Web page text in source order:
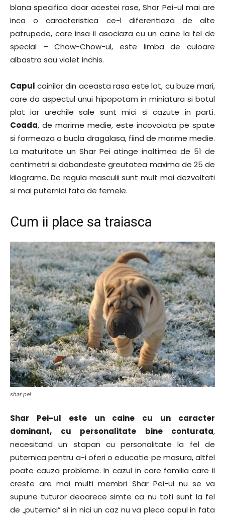
blana specifica doar acestei rase, Shar Pei-ul mai are
inca o caracteristica ce-l diferentiaza de alte
patrupede, care insa il asociaza cu un caine la fel de
special – Chow-Chow-ul, este limba de culoare
albastra sau violet inchis.
Capul cainilor din aceasta rasa este lat, cu buze mari,
care da aspectul unui hipopotam in miniatura si botul
plat iar urechile sale sunt mici si cazute in parti.
Coada, de marime medie, este incovoiata pe spate
si formeaza o bucla dragalasa, fiind de marime medie.
La maturitate un Shar Pei atinge inaltimea de 51 de
centimetri si dobandeste greutatea maxima de 25 de
kilograme. De regula masculii sunt mult mai dezvoltati
si mai puternici fata de femele.
Cum ii place sa traiasca
shar pei
Shar Pei-ul este un caine cu un caracter
dominant, cu personalitate bine conturata,
necesitand un stapan cu personalitate la fel de
puternica pentru a-i oferi o educatie pe masura, altfel
poate cauza probleme. In cazul in care familia care il
creste are mai multi membri Shar Pei-ul nu se va
supune tuturor deoarece simte ca nu toti sunt la fel
de „puternici” si in nici un caz nu va pleca capul in fata